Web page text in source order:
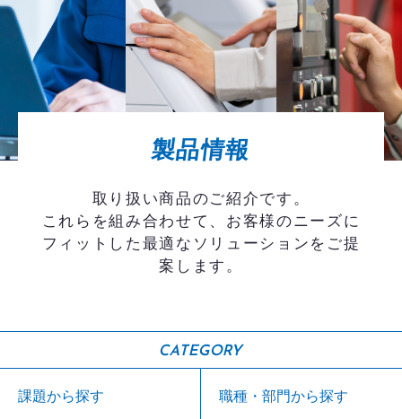
製品情報
取り扱い商品のご紹介です。
これらを組み合わせて、お客様のニーズに
フィットした最適なソリューションをご提
案します。
CATEGORY
課題から探す 職種・部門から探す